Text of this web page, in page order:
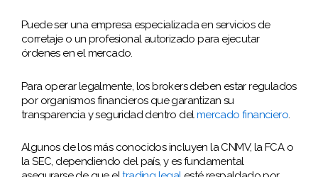
Puede ser una empresa especializada en servicios de
corretaje o un profesional autorizado para ejecutar
órdenes en el mercado.
Para operar legalmente, los brokers deben estar regulados
por organismos financieros que garantizan su
transparencia y seguridad dentro del mercado financiero
Algunos de los más conocidos incluyen la CNMV, la FCA o
la SEC, dependiendo del país, y es fundamental